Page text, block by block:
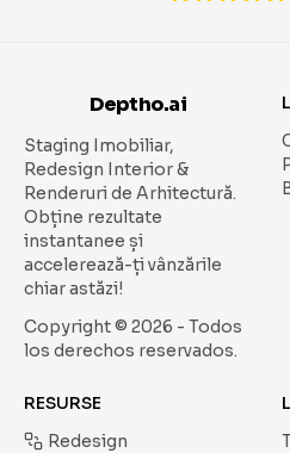
Deptho.ai
Staging Imobiliar,
Redesign Interior &
Renderuri de Arhitectură.
Obține rezultate
instantanee și
accelerează-ți vânzările
chiar astăzi!
Copyright © 2026 - Todos
los derechos reservados.
RESURSE
Redesign